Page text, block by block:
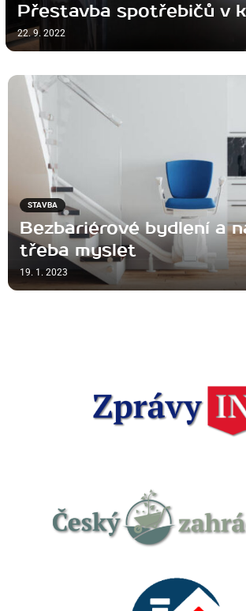
Přestavba spotřebičů v
22. 9. 2022
STAVBA
Bezbariérové bydlení a
třeba myslet
19. 1. 2023